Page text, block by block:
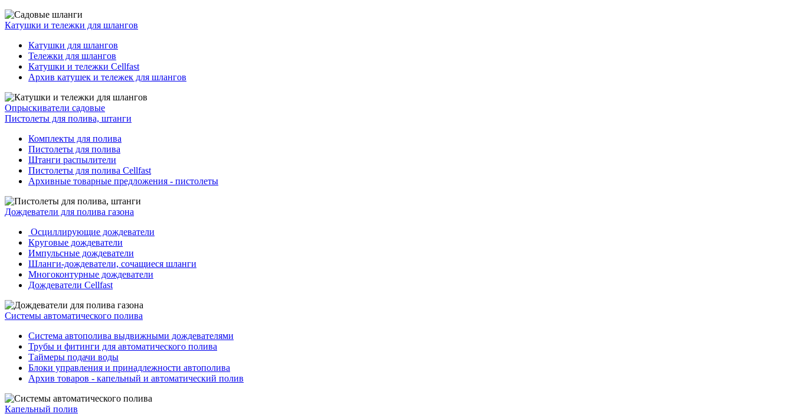
Катушки и тележки для шлангов
Катушки для шлангов
Тележки для шлангов
Катушки и тележки Cellfast
Архив катушек и тележек для шлангов
Опрыскиватели садовые
Пистолеты для полива, штанги
Комплекты для полива
Пистолеты для полива
Штанги распылители
Пистолеты для полива Cellfast
Архивные товарные предложения - пистолеты
Дождеватели для полива газона
Осциллирующие дождеватели
Круговые дождеватели
Импульсные дождеватели
Шланги-дождеватели, сочащиеся шланги
Многоконтурные дождеватели
Дождеватели Cellfast
Системы автоматического полива
Система автополива выдвижными дождевателями
Трубы и фитинги для автоматического полива
Таймеры подачи воды
Блоки управления и принадлежности автополива
Архив товаров - капельный и автоматический полив
Капельный полив